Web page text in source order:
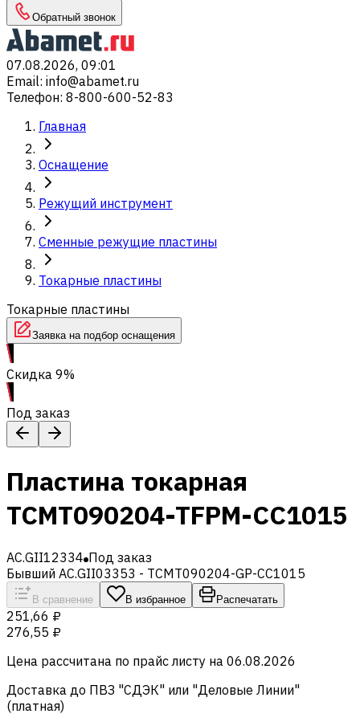
Обратный звонок
07.08.2026, 09:01
Email: info@abamet.ru
Телефон: 8-800-600-52-83
Главная
Оснащение
Режущий инструмент
Сменные режущие пластины
Токарные пластины
Токарные пластины
Заявка на подбор оснащения
Скидка 9%
Под заказ
Пластина токарная
TCMT090204-TFPM-CC1015
AC.GII12334 Под заказ
Бывший AC.GII03353 - TCMT090204-GP-CC1015
В сравнение В избранное Распечатать
251,66 ₽
276,55 ₽
Цена рассчитана по прайс листу на 06.08.2026
Доставка до ПВЗ "СДЭК" или "Деловые Линии"
(платная)